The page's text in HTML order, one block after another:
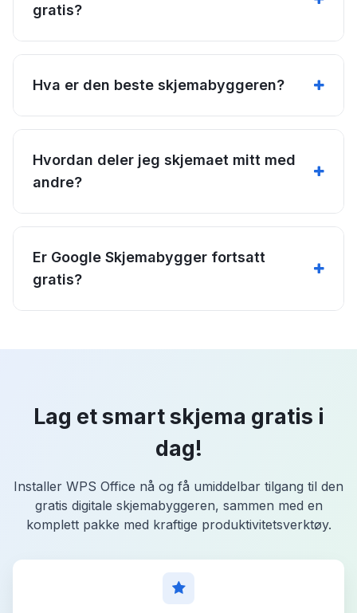
gratis?
Hva er den beste skjemabyggeren?
Hvordan deler jeg skjemaet mitt med
andre?
Er Google Skjemabygger fortsatt
gratis?
Lag et smart skjema gratis i
dag!
Installer WPS Office nå og få umiddelbar tilgang til den
gratis digitale skjemabyggeren, sammen med en
komplett pakke med kraftige produktivitetsverktøy.